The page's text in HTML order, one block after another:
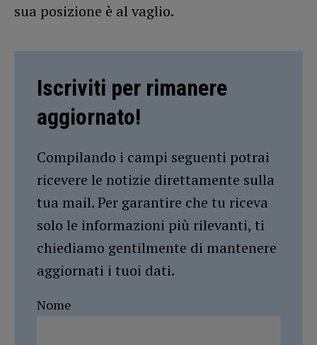
sua posizione è al vaglio.
Iscriviti per rimanere
aggiornato!
Compilando i campi seguenti potrai
ricevere le notizie direttamente sulla
tua mail. Per garantire che tu riceva
solo le informazioni più rilevanti, ti
chiediamo gentilmente di mantenere
aggiornati i tuoi dati.
Nome